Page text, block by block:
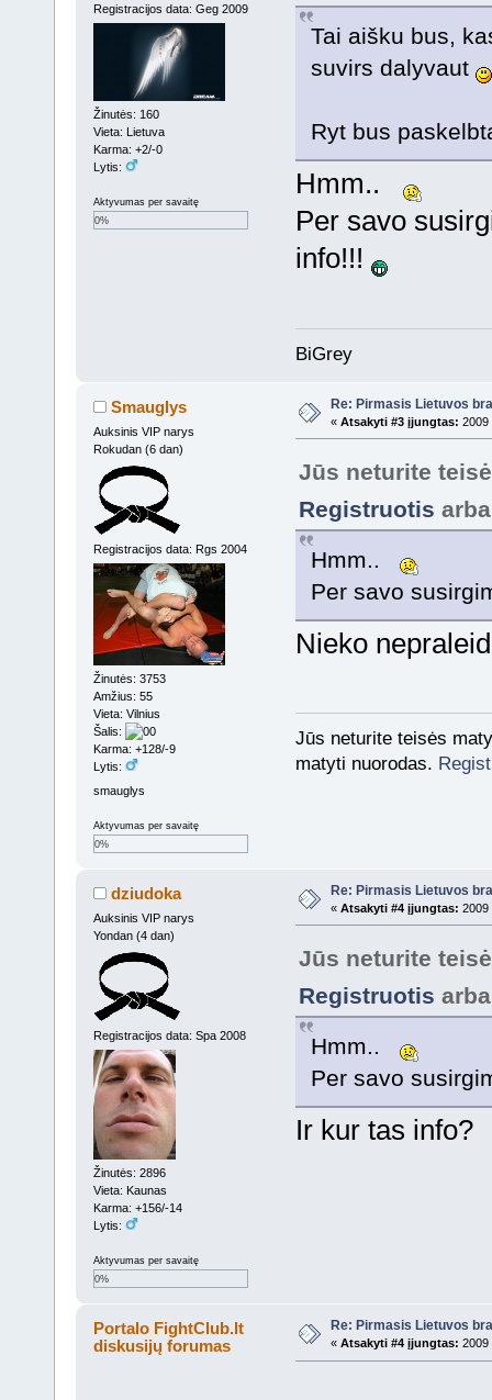
Registracijos data: Geg 2009
Žinutės: 160
Vieta: Lietuva
Karma: +2/-0
Lytis:
Aktyvumas per savaitę
0%
Tai aišku bus,
suvirs dalyvaut
Ryt bus
Hmm..
Per savo
info!!!
BiGrey
Smauglys
Auksinis VIP narys
Rokudan (6 dan)
Registracijos data: Rgs 2004
Žinutės: 3753
Amžius: 55
Vieta: Vilnius
Šalis:
Karma: +128/-9
Lytis:
smauglys
Aktyvumas per savaitę
0%
Re: Pirmasis Lietuvos
« Atsakyti #3 įjungtas: 2009
Jūs neturite
Registruotis
Hmm..
Per savo
Nieko
Jūs neturite teisės
matyti nuorodas.
dziudoka
Auksinis VIP narys
Yondan (4 dan)
Registracijos data: Spa 2008
Žinutės: 2896
Vieta: Kaunas
Karma: +156/-14
Lytis:
Aktyvumas per savaitę
0%
Re: Pirmasis Lietuvos
« Atsakyti #4 įjungtas: 2009
Jūs neturite
Registruotis
Hmm..
Per savo
Ir kur tas info?
Portalo FightClub.lt
diskusijų forumas
Re: Pirmasis Lietuvos
« Atsakyti #4 įjungtas: 2009